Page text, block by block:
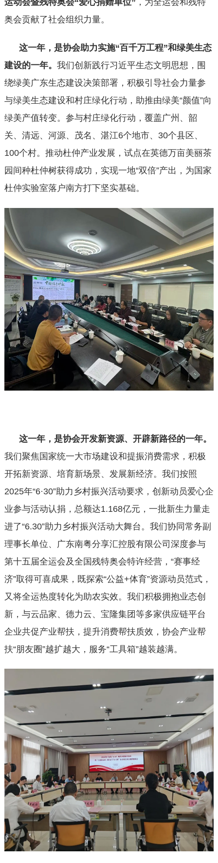
奥会贡献了社会组织力量。
这一年，是协会助力实施“百千万工程”和绿美生态
建设的一年。 我们创新践行习近平生态文明思想，围
绕绿美广东生态建设决策部署，积极引导社会力量参
与绿美生态建设和村庄绿化行动，助推由绿美“颜值”向
绿美产值转变。参与村庄绿化行动，覆盖广州、韶
关、清远、河源、茂名、湛江6个地市、30个县区、
100个村。推动杜仲产业发展，试点在英德万亩美丽茶
园间种杜仲树获得成功，实现一地“双倍”产出，为国家
杜仲实验室落户南方打下坚实基础。
这一年，是协会开发新资源、开辟新路径的一年。
我们聚焦国家统一大市场建设和提振消费需求，积极
开拓新资源、培育新场景、发展新经济。我们按照
2025年“6·30”助力乡村振兴活动要求，创新动员爱心企
业参与活动认捐，总额达1.168亿元，一批新生力量走
进了“6.30”助力乡村振兴活动大舞台。我们协同常务副
理事长单位、广东南粤分享汇控股有限公司深度参与
第十五届全运会及全国残特奥会特许经营，“赛事经
济”取得可喜成果，既探索“公益+体育”资源动员范式，
又将全运热度转化为助农实效。我们积极拥抱业态创
新，与云品家、德力云、宝隆集团等多家供应链平台
企业共促产业帮扶，提升消费帮扶质效，协会产业帮
扶“朋友圈”越扩越大，服务“工具箱”越装越满。